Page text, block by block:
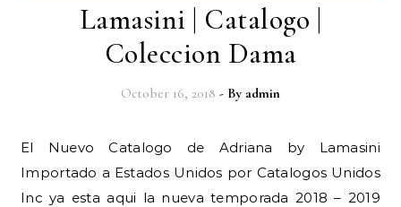
Lamasini | Catalogo |
Coleccion Dama
October 16, 2018 - By admin
El Nuevo Catalogo de Adriana by Lamasini
Importado a Estados Unidos por Catalogos Unidos
Inc ya esta aqui la nueva temporada 2018 – 2019